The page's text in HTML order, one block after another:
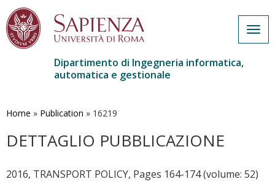
contenuto
Dipartimento di Ingegneria informatica,
automatica e gestionale
Home » Publication » 16219
DETTAGLIO PUBBLICAZIONE
2016, TRANSPORT POLICY, Pages 164-174 (volume: 52)